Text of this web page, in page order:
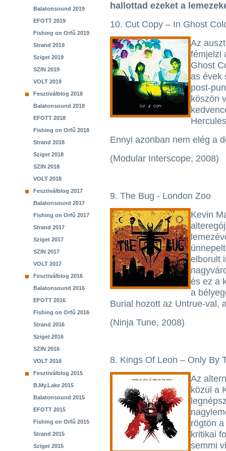
Balatonsound 2019
EFOTT 2019
Fishing on Orfű 2019
Strand 2019
Sziget 2019
SZIN 2019
VOLT 2019
Fesztiválblog 2018
Balatonsound 2018
EFOTT 2018
Fishing on Orfű 2018
Strand 2018
Sziget 2018
SZIN 2018
VOLT 2018
Fesztiválblog 2017
Balatonsound 2017
Fishing on Orfű 2017
Strand 2017
Sziget 2017
SZIN 2017
VOLT 2017
Fesztiválblog 2016
Balatonsound 2016
EFOTT 2016
Fishing on Orfű 2016
Strand 2016
Sziget 2016
SZIN 2016
VOLT 2016
Fesztiválblog 2015
B.My.Lake 2015
Balatonsound 2015
EFOTT 2015
Fishing on Orfű 2015
Strand 2015
Sziget 2015
hallottad ezeket a
10. Cut Copy – In Ghost
Az
fémjelzi
Ghost
as évek
post-
köszön
Ennyi azonban nem elég a
(Modular Interscope, 2008)
9. The Bug - London Zoo
Kevin
elborult
és ez a
a
Burial hozott az Untrue-val,
(Ninja Tune, 2008)
8. Kings Of Leon – Only By
Az
közül a
rögtön
kritikai
semmi